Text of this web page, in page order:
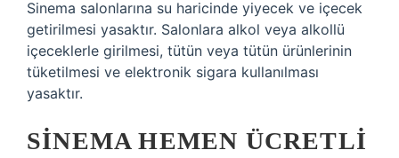
Sinema salonlarına su haricinde yiyecek ve içecek
getirilmesi yasaktır. Salonlara alkol veya alkollü
içeceklerle girilmesi, tütün veya tütün ürünlerinin
tüketilmesi ve elektronik sigara kullanılması
yasaktır.
SINEMA HEMEN ÜCRETLI